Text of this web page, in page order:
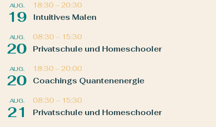
AUG.
19
18:30 – 20:30
Intuitives Malen
AUG.
20
08:30 – 15:30
Privatschule und Homeschooler
AUG.
20
18:30 – 20:00
Coachings Quantenenergie
AUG.
21
08:30 – 15:30
Privatschule und Homeschooler